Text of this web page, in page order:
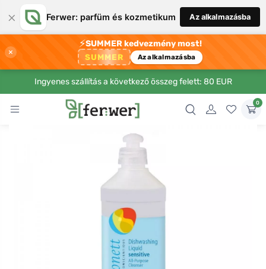
× Ferwer: parfüm és kozmetikum Az alkalmazásba
×
⚡SUMMER kedvezmény most!
SUMMER Az alkalmazásba
Ingyenes szállítás a következő összeg felett: 80 EUR
0